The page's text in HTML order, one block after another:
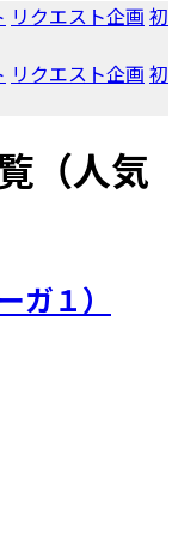
リクエスト企画 初
リクエスト企画 初
（人気
ガ１）